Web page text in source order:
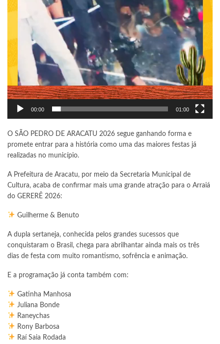
00:00 01:00
O SÃO PEDRO DE ARACATU 2026 segue ganhando forma e
promete entrar para a história como uma das maiores festas já
realizadas no município.
A Prefeitura de Aracatu, por meio da Secretaria Municipal de
Cultura, acaba de confirmar mais uma grande atração para o Arraiá
do GERERÊ 2026:
Guilherme & Benuto
A dupla sertaneja, conhecida pelos grandes sucessos que
conquistaram o Brasil, chega para abrilhantar ainda mais os três
dias de festa com muito romantismo, sofrência e animação.
E a programação já conta também com:
Gatinha Manhosa
Juliana Bonde
Raneychas
Rony Barbosa
Raí Saia Rodada